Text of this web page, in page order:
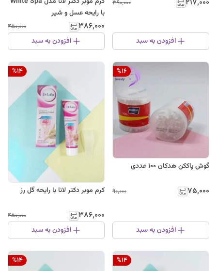
۲۱۷٬۰۰۰ ۳۹۰٬۰۰۰
افزودن به سبد
با رایحه عسل و شیر
۳۸۶٬۰۰۰ ۴۵۰٬۰۰۰
افزودن به سبد
%16
گوش پاککن هدکان 100 عددی
۷۵٬۰۰۰ ۹۰٬۰۰۰
افزودن به سبد
%14
کرم موبر دکتر لانا با رایحه گل رز
۳۸۶٬۰۰۰ ۴۵۰٬۰۰۰
افزودن به سبد
%14
%14